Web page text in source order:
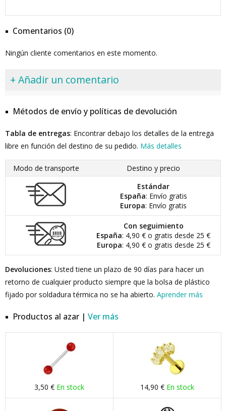
Comentarios (0)
Ningún cliente comentarios en este momento.
+ Añadir un comentario
Métodos de envío y políticas de devolución
Tabla de entregas: Encontrar debajo los detalles de la entrega
libre en función del destino de su pedido. Más detalles
Modo de transporte
Destino y precio
Estándar
España: Envío gratis
Europa: Envío gratis
Con seguimiento
España: 4,90 € o gratis desde 25 €
Europa: 4,90 € o gratis desde 25 €
Devoluciones: Usted tiene un plazo de 90 días para hacer un
retorno de cualquier producto siempre que la bolsa de plástico
fijado por soldadura térmica no se ha abierto. Aprender más
Productos al azar | Ver más
3,50 € En stock 14,90 € En stock